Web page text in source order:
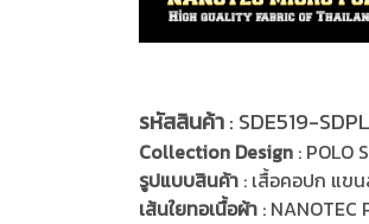
รหัสสินค้า: SDE519-
Collection Design : POLO
รูปแบบสินค้า : เสื้อคอปก แข
เส้นใยทอเนื้อผ้า :